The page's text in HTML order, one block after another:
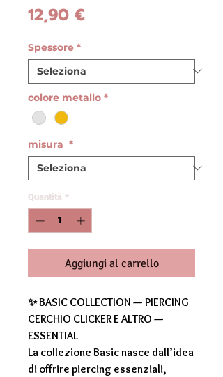
12,90 €Prezzo
Spessore *
colore metallo *
misura *
Quantità *
Aggiungi al carrello
✨ BASIC COLLECTION — PIERCING
CERCHIO CLICKER E ALTRO —
ESSENTIAL
La collezione Basic nasce dall’idea
di offrire piercing essenziali,